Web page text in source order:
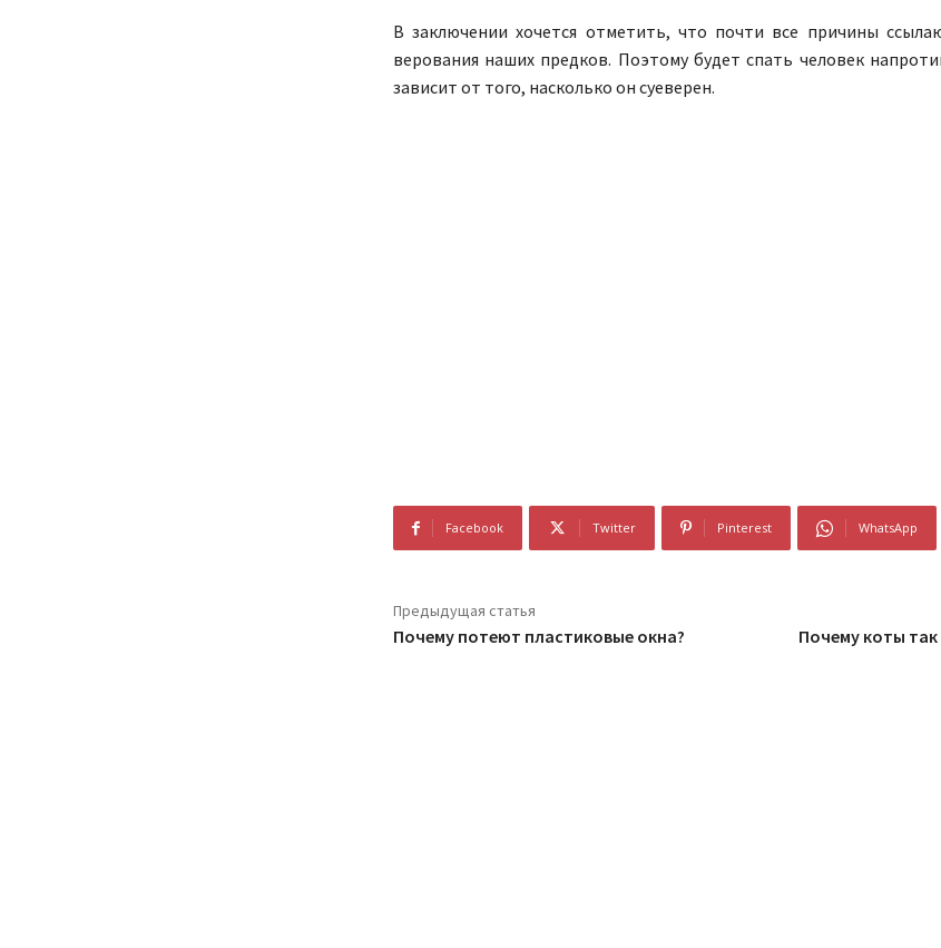
В заключении хочется отметить, что почти все причины
верования наших предков. Поэтому будет спать человек
зависит от того, насколько он суеверен.
Facebook Twitter Pinterest WhatsApp
Предыдущая статья
Почему потеют пластиковые окна? Почему коты